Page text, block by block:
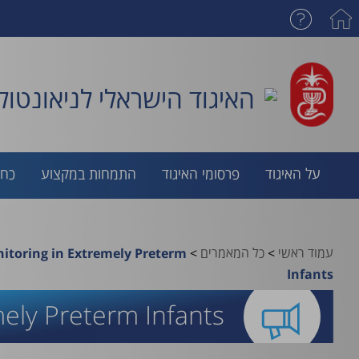
האיגוד הישראלי
על האיגוד פרסומי האיגוד התמחות במקצוע
עמוד ראשי>כל המאמרים>
in Extremely Preterm
Infants
Preterm Infants